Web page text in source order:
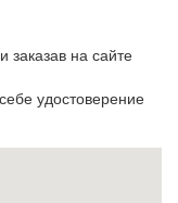
заказав на сайте
удостоверение